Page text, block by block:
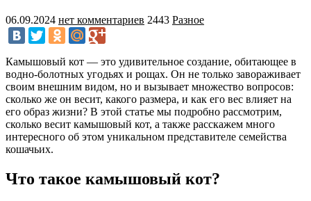
06.09.2024 нет комментариев 2443 Разное
Камышовый кот — это удивительное создание, обитающее в
водно-болотных угодьях и рощах. Он не только завораживает
своим внешним видом, но и вызывает множество вопросов:
сколько же он весит, какого размера, и как его вес влияет на
его образ жизни? В этой статье мы подробно рассмотрим,
сколько весит камышовый кот, а также расскажем много
интересного об этом уникальном представителе семейства
кошачьих.
Что такое камышовый кот?